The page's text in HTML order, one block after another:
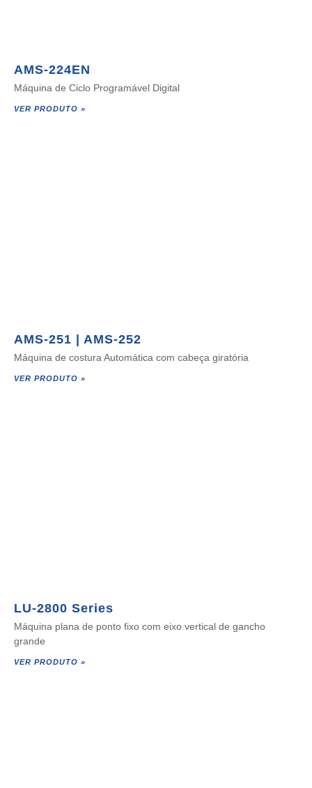
AMS-224EN
Máquina de Ciclo Programável Digital
VER PRODUTO »
AMS-251 | AMS-252
Máquina de costura Automática com cabeça giratória
VER PRODUTO »
LU-2800 Series
Máquina plana de ponto fixo com eixo vertical de gancho
grande
VER PRODUTO »